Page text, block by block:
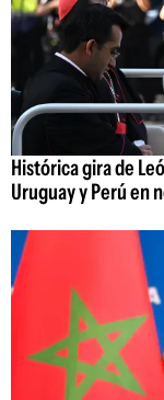
Histórica gira de
Uruguay y Perú en